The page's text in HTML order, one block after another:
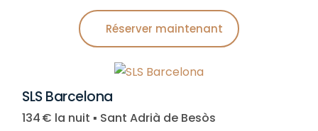
Réserver maintenant
SLS Barcelona
134 € la nuit ▪︎ Sant Adrià de Besòs